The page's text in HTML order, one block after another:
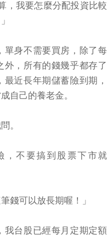
，我要怎麼分配投資比較
單身不需要買房，除了每
外，所有的錢幾乎都存了
近長年期儲蓄險到期，
自己的養老金。
。
，不要搞到股票下市就
錢可以放長期喔！」
我台股已經每月定期定額